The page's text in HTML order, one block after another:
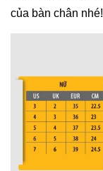
của bàn chân nhé!